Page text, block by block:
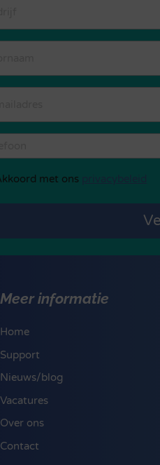
met ons
Meer informatie
Home
Support
Nieuws/blog
Vacatures
Over ons
Contact